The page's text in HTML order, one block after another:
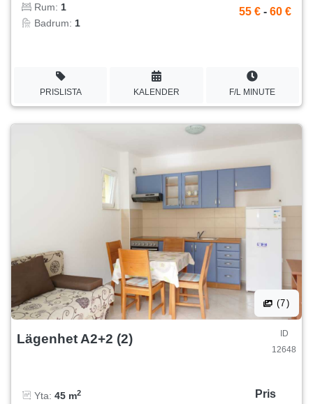
Rum: 1
Badrum: 1
55 € - 60 €
PRISLISTA KALENDER F/L MINUTE
(7)
Lägenhet A2+2 (2)
ID
12648
Yta: 45 m2
Pris